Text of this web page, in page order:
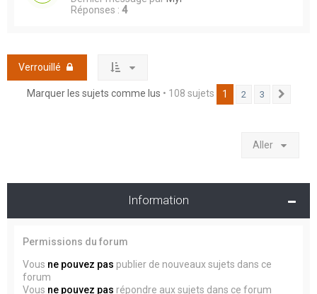
Réponses : 4
Verrouillé
Marquer les sujets comme lus • 108 sujets 1 2 3
Aller
Information
Permissions du forum
Vous ne pouvez pas publier de nouveaux sujets dans ce
forum
Vous ne pouvez pas répondre aux sujets dans ce forum